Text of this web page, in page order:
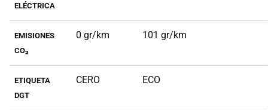
ELÉCTRICA
EMISIONES
CO₂
0 gr/km 101 gr/km
ETIQUETA
DGT
CERO ECO